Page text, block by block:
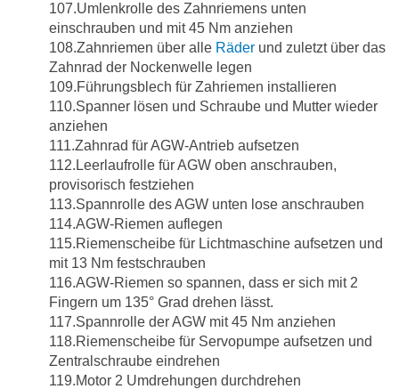
107.Umlenkrolle des Zahnriemens unten
einschrauben und mit 45 Nm anziehen
108.Zahnriemen über alle Räder und zuletzt über das
Zahnrad der Nockenwelle legen
109.Führungsblech für Zahriemen installieren
110.Spanner lösen und Schraube und Mutter wieder
anziehen
111.Zahnrad für AGW-Antrieb aufsetzen
112.Leerlaufrolle für AGW oben anschrauben,
provisorisch festziehen
113.Spannrolle des AGW unten lose anschrauben
114.AGW-Riemen auflegen
115.Riemenscheibe für Lichtmaschine aufsetzen und
mit 13 Nm festschrauben
116.AGW-Riemen so spannen, dass er sich mit 2
Fingern um 135° Grad drehen lässt.
117.Spannrolle der AGW mit 45 Nm anziehen
118.Riemenscheibe für Servopumpe aufsetzen und
Zentralschraube eindrehen
119.Motor 2 Umdrehungen durchdrehen